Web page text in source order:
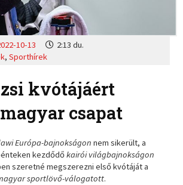
10-13
2:13 du.
,Sporthírek
kvótájáért
csapat
Európa-bajnokságon nem sikerült, a
kezdődőkairói világbajnokságon
szeretné megszerezni első kvótáját a
sportlövő-válogatott.